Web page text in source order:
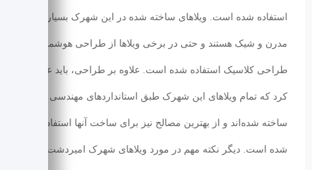
استفاده شده است. ویلاهای ساخته شده در این شهرک بسیار
مدرن و شیک هستند و حتی در برخی ویلاها از طراحی هوشمند و
طراحی کلاسیک استفاده شده است. علاوه بر طراحی، باید عنوان
کرد که تمام ویلاهای این شهرک طبق استاندارد‌های مهندسی
ساخته شده‌اند و از بهترین مصالح نیز برای ساخت آنها استفاده
شده است. دیگر نکته مهم در مورد ویلاهای شهرک امیردشت،